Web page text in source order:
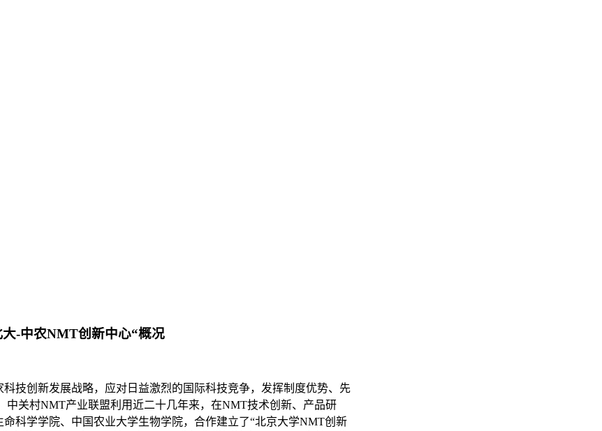
-中农NMT创新中心“概况
技创新发展战略，应对日益激烈的国际科技竞争，发挥制度优势、先
关村NMT产业联盟利用近二十几年来，在NMT技术创新、产品研
科学学院、中国农业大学生物学院，合作建立了“北京大学NMT创新